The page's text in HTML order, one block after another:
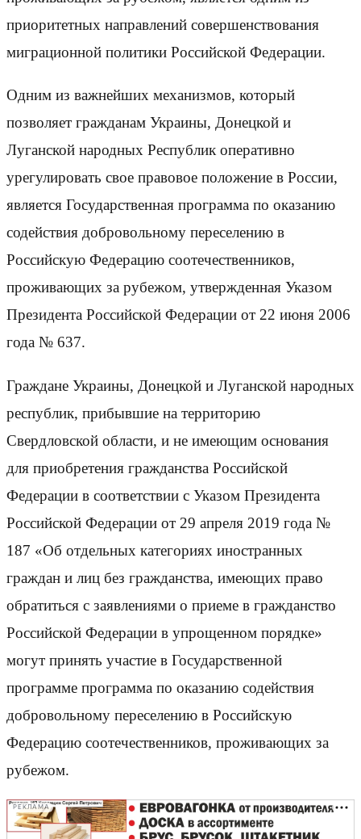
приоритетных направлений совершенствования
миграционной политики Российской Федерации.
Одним из важнейших механизмов, который
позволяет гражданам Украины, Донецкой и
Луганской народных Республик оперативно
урегулировать свое правовое положение в России,
является Государственная программа по оказанию
содействия добровольному переселению в
Российскую Федерацию соотечественников,
проживающих за рубежом, утвержденная Указом
Президента Российской Федерации от 22 июня 2006
года № 637.
Граждане Украины, Донецкой и Луганской народных
республик, прибывшие на территорию
Свердловской области, и не имеющим основания
для приобретения гражданства Российской
Федерации в соответствии с Указом Президента
Российской Федерации от 29 апреля 2019 года №
187 «Об отдельных категориях иностранных
граждан и лиц без гражданства, имеющих право
обратиться с заявлениями о приеме в гражданство
Российской Федерации в упрощенном порядке»
могут принять участие в Государственной
программе программа по оказанию содействия
добровольному переселению в Российскую
Федерацию соотечественников, проживающих за
рубежом.
РЕКЛАМА